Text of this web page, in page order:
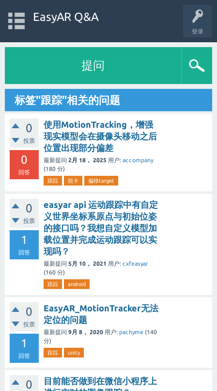
登录
EasyAR Q&A
提问
标签"跟踪"相关的问题
0
投票
0
回答
使用MotionTracking，增强
现实模型会在摄像头移动之后
位置出现部分偏差
最新提问 2月 18， 2025 用户: accompany
(180 分)
跟踪 脱卡 偏移target
0
投票
1
回答
easyar api 运动跟踪中有自定
义世界坐标系原点与初始位姿
的接口吗？我想自定义模型加
载位置并完成运动跟踪可以实
现吗？
最新提问 5月 10， 2021 用户: cxfeasyar
(160 分)
跟踪 android
0
投票
1
回答
EasyAR_MotionTracker无法
定位的问题
最新提问 9月 8， 2020 用户: pachyme (140
分)
跟踪 unity
0
目前能否做到在微信小程序上